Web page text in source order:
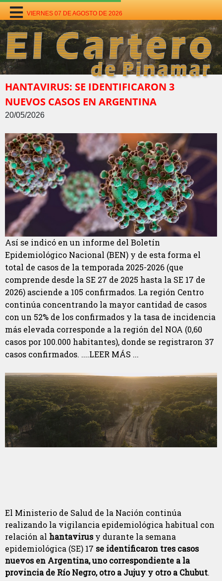
VIERNES 07 DE AGOSTO DE 2026
HANTAVIRUS: SE IDENTIFICARON 3
NUEVOS CASOS EN ARGENTINA
20/05/2026
Así se indicó en un informe del Boletín
Epidemiológico Nacional (BEN) y de esta forma el
total de casos de la temporada 2025-2026 (que
comprende desde la SE 27 de 2025 hasta la SE 17 de
2026) asciende a 105 confirmados. La región Centro
continúa concentrando la mayor cantidad de casos
con un 52% de los confirmados y la tasa de incidencia
más elevada corresponde a la región del NOA (0,60
casos por 100.000 habitantes), donde se registraron 37
casos confirmados. ....LEER MÁS ...
El Ministerio de Salud de la Nación continúa
realizando la vigilancia epidemiológica habitual con
relación al hantavirusy durante la semana
epidemiológica (SE) 17 se identificaron tres casos
nuevos en Argentina, uno correspondiente a la
provincia de Río Negro, otro a Jujuy y otro a Chubut.